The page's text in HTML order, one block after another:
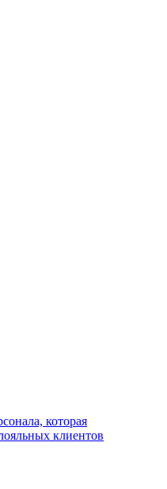
которая
клиентов